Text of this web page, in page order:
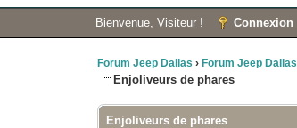
Bienvenue, Visiteur ! Connexion
Forum Jeep Dallas ›Forum Jeep Dallas
Enjoliveurs de phares
Enjoliveurs de phares